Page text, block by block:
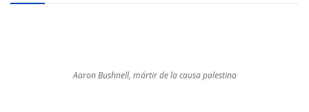
Aaron Bushnell, mártir de la causa palestina